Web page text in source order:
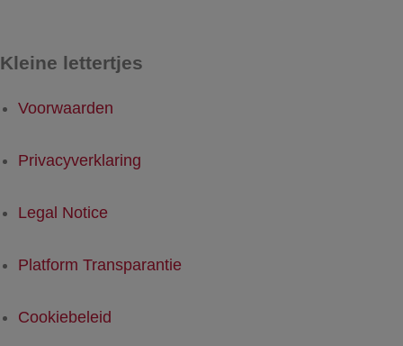
Kleine lettertjes
Voorwaarden
Privacyverklaring
Legal Notice
Platform Transparantie
Cookiebeleid